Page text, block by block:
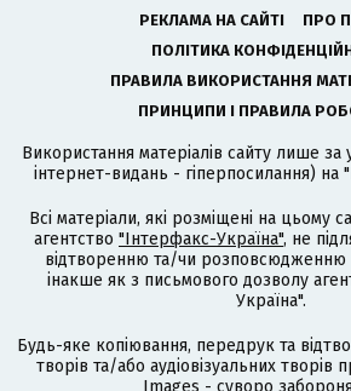
РЕКЛАМА НА САЙТІ
ПРО
ПОЛІТИКА
ПРАВИЛА ВИКОРИСТАННЯ
ПРИНЦИПИ І ПРАВИЛА
Використання матеріалів сайту лише
інтернет-видань - гіперпосилання) на
Всі матеріали, які розміщені на цьому
агентство "Інтерфакс-Україна", не
відтворенню та/чи розповсюдженню
інакше як з письмового дозволу
Україна".
Будь-яке копіювання, передрук та
творів та/або аудіовізуальних творів